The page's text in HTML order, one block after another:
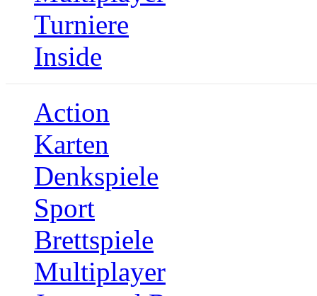
Turniere
Inside
Action
Karten
Denkspiele
Sport
Brettspiele
Multiplayer